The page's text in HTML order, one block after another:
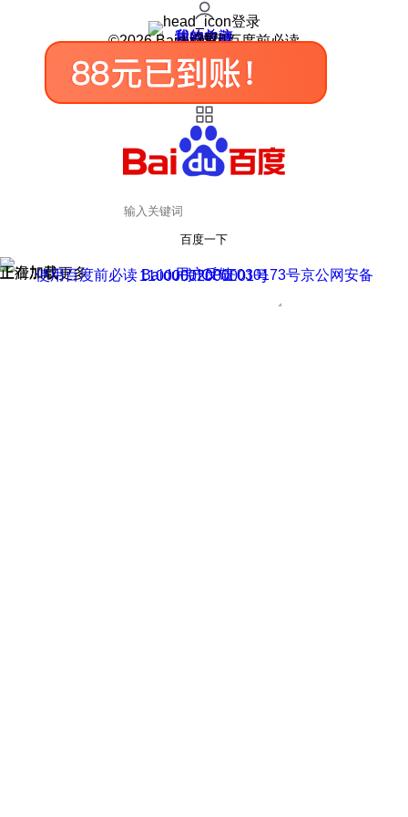
登录
我的关注
我的收藏
皮肤中心
用户反馈
设置
©2026 Baidu 使用百度前必读
百度一下
正在加载
上滑加载更多 用户反馈
使用百度前必读 Baidu 京ICP证030173号
京公网安备11000002000001号